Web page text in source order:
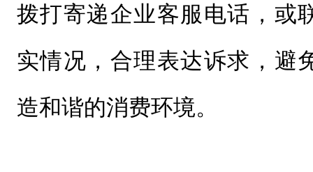
拨打寄递企业客服电话，或
实情况，合理表达诉求，避
造和谐的消费环境。